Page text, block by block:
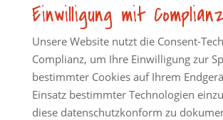
Einwilligung mit
Unsere Website nutzt die Consent-
Complianz, um Ihre Einwilligung zur
bestimmter Cookies auf Ihrem
Einsatz bestimmter Technologien
diese datenschutzkonform zu